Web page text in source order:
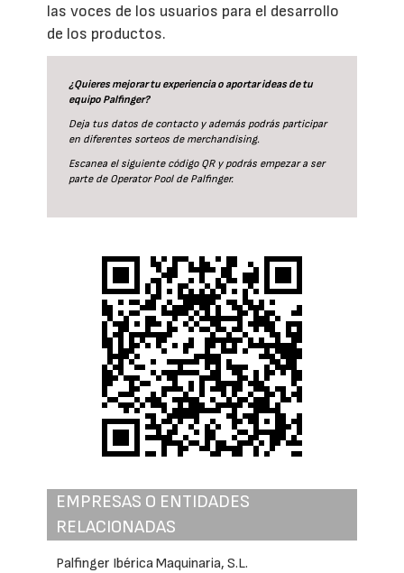
las voces de los usuarios para el desarrollo
de los productos.
¿Quieres mejorar tu experiencia o aportar ideas de tu
equipo Palfinger?
Deja tus datos de contacto y además podrás participar
en diferentes sorteos de merchandising.
Escanea el siguiente código QR y podrás empezar a ser
parte de Operator Pool de Palfinger.
EMPRESAS O ENTIDADES
RELACIONADAS
Palfinger Ibérica Maquinaria, S.L.